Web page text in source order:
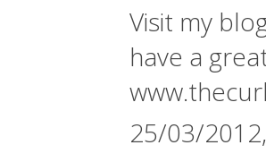
Visit my
have a
25/03/